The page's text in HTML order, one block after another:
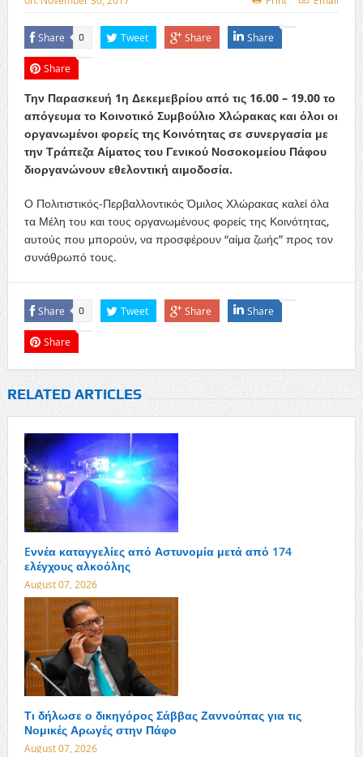
Share 0 Tweet Share Share
Share
Την Παρασκευή 1η Δεκεμεβρίου από τις 16.00 – 19.00 το
απόγευμα το Κοινοτικό Συμβούλιο Χλώρακας και όλοι οι
οργανωμένοι φορείς της Κοινότητας σε συνεργασία με
την Τράπεζα Αίματος του Γενικού Νοσοκομείου Πάφου
διοργανώνουν εθελοντική αιμοδοσία.
Ο Πολιτιστικός-Περβαλλοντικός Όμιλος Χλώρακας καλεί όλα
τα Μέλη του και τους οργανωμένους φορείς της Κοινότητας,
αυτούς που μπορούν, να προσφέρουν “αίμα ζωής” προς τον
συνάθρωπό τους.
Share 0 Tweet Share Share
Share
RELATED ARTICLES
Eννέα καταγγελίες από Αστυνομία μετά από 174
ελέγχους αλκοόλης
August 07, 2026
Τι δήλωσε ο δικηγόρος Σάββας Ζαννούπας για τις
Νομικές Αρωγές στην Πάφο
August 07, 2026